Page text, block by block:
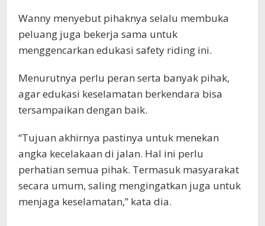
Wanny menyebut pihaknya selalu membuka
peluang juga bekerja sama untuk
menggencarkan edukasi safety riding ini.
Menurutnya perlu peran serta banyak pihak,
agar edukasi keselamatan berkendara bisa
tersampaikan dengan baik.
“Tujuan akhirnya pastinya untuk menekan
angka kecelakaan di jalan. Hal ini perlu
perhatian semua pihak. Termasuk masyarakat
secara umum, saling mengingatkan juga untuk
menjaga keselamatan,” kata dia.